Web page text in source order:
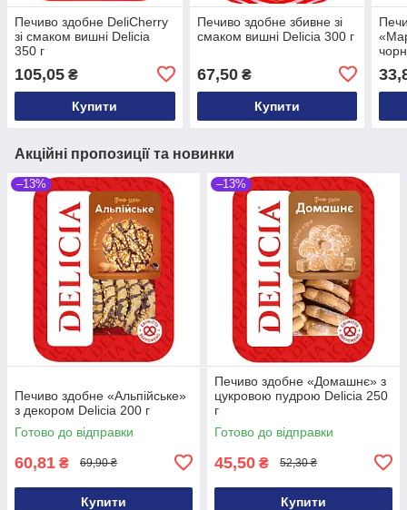
Печиво здобне DeliCherry
зі смаком вишні Delicia
350 г
105,05 ₴
Купити
Печиво здобне збивне зі
смаком вишні Delicia 300 г
67,50₴
Купити
Акційні пропозиції та новинки
–13%
Печиво здобне «Альпійське»
з декором Delicia 200 г
Готово до відправки
60,81 ₴ 69,90 ₴
Купити
–13%
Печиво здобне «Домашнє» з
цукровою пудрою Delicia 250
г
Готово до відправки
45,50 ₴ 52,30 ₴
Купити